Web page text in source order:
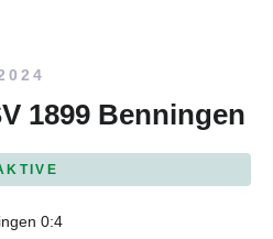
1899 Benningen
0:4